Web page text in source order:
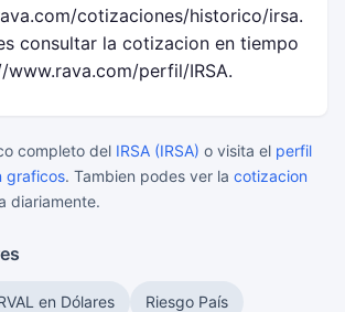
cotizaciones/historico/irsa.
consultar la cotizacion en tiempo
www.rava.com/perfil/IRSA.
completo del IRSA (IRSA) o visita el perfil
graficos. Tambien podes ver la cotizacion
diariamente.
en Dólares Riesgo País